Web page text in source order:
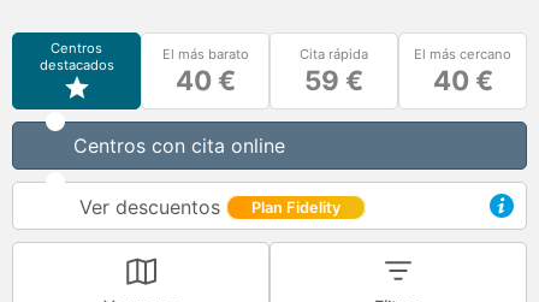
Centros
destacados
El más barato
40 €
Cita rápida
59 €
El más cercano
40 €
Centros con cita online
Ver descuentos Plan Fidelity